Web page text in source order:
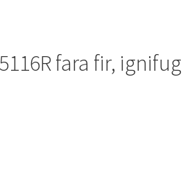
fara fir, ignifug